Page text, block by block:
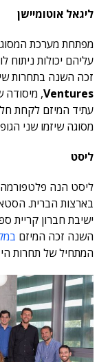
ליגאל אוטומיישן
מפתחת מערכת
עליהם יכולות ניתוח
זכה השנה בתחרות
Ventures, מיסודה
עתיד המיזם לקחת
מסוגה שיזמו שני
ליסט
ליסט הנה פלטפורמה
בארצות הברית.
ישיבת חברון קריית
השנה זכה המיזם
המתחיל של תחרות